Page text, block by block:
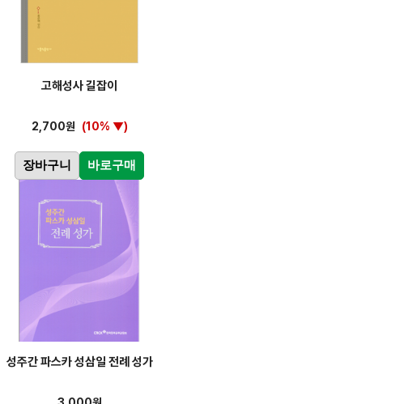
고해성사 길잡이
2,700원 (10% ▼)
장바구니 바로구매
성주간 파스카 성삼일 전례 성가